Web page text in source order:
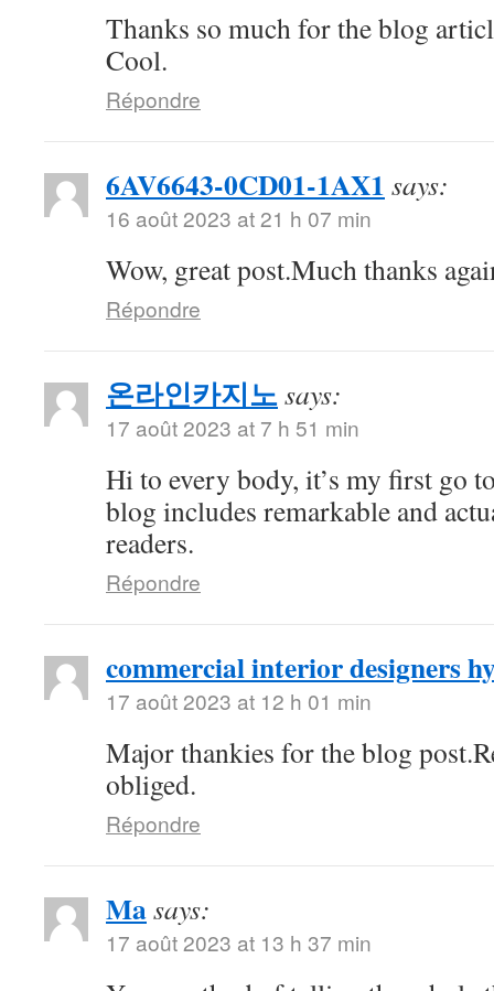
Thanks so much for the blog
Cool.
Répondre
6AV6643-0CD01-1AX1 says:
16 août 2023 at 21 h 07 min
Wow, great post.Much thanks
Répondre
온라인카지노says:
17 août 2023 at 7 h 51 min
Hi to every body, it’s my first go
blog includes remarkable and
readers.
Répondre
commercial interior designers
17 août 2023 at 12 h 01 min
Major thankies for the blog
obliged.
Répondre
Masays:
17 août 2023 at 13 h 37 min